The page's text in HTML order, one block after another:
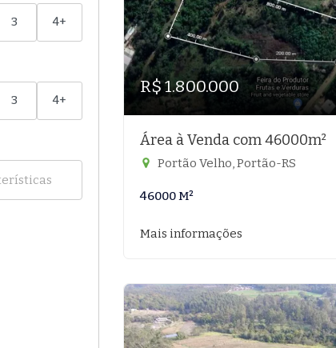
3 4+
3 4+
R$ 1.800.000
Área à Venda com 46000m²
Portão Velho, Portão-RS
46000 M²
Mais informações